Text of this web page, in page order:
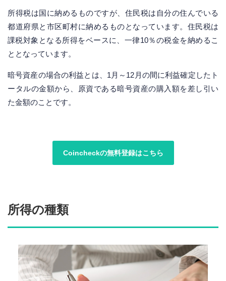
所得税は国に納めるものですが、住民税は自分の住んでいる
都道府県と市区町村に納めるものとなっています。住民税は
課税対象となる所得をベースに、一律10％の税金を納めるこ
ととなっています。
暗号資産の場合の利益とは、1月～12月の間に利益確定したト
ータルの金額から、原資である暗号資産の購入額を差し引い
た金額のことです。
Coincheckの無料登録はこちら
所得の種類